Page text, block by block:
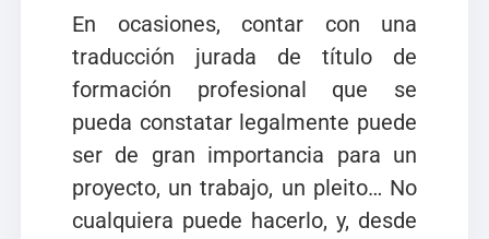
En ocasiones, contar con una
traducción jurada de título de
formación profesional que se
pueda constatar legalmente puede
ser de gran importancia para un
proyecto, un trabajo, un pleito… No
cualquiera puede hacerlo, y, desde